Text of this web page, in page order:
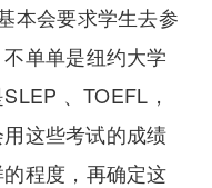
本会要求学生去参
单单是纽约大学
、TOEFL，
这些考试的成绩
程度，再确定这